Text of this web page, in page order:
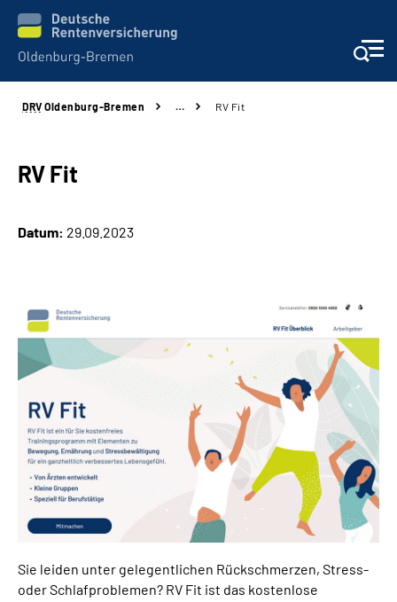
Services
Beratung und Kontakt
Presse
Über Uns
Inhalte in Gebärdensprache (DGS)
Leichte Sprache
Suche
Mein Kundenportal
DRV Oldenburg-Bremen … RV Fit
RV Fit
Datum: 29.09.2023
Sie leiden unter gelegentlichen Rückschmerzen, Stress-
oder Schlafproblemen? RV Fit ist das kostenlose